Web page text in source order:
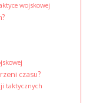
wojskowej
czasu?
taktycznych